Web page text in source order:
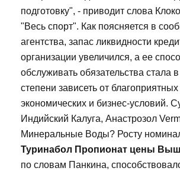
подготовку", - приводит слова
"Весь спорт". Как поясняется в
агентства, запас ликвидности
организации увеличился, а ее
обслуживать обязательства стала
степени зависеть от
экономических и бизнес-условий.
Индийский Калуга, Анастрозол
Минеральные Воды? Росту
Туринабол Пропионат цены
по словам Панкина,